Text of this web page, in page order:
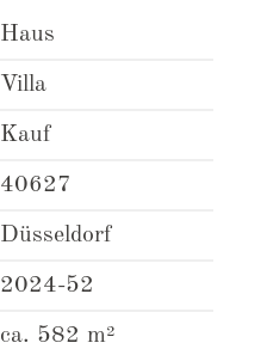
Haus
Villa
Kauf
40627
Düsseldorf
2024-52
ca. 582 m²